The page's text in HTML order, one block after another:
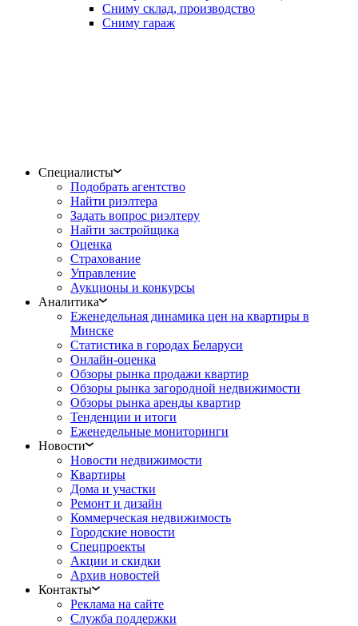
Сниму склад, производство
Сниму гараж
Специалисты
Подобрать агентство
Найти риэлтера
Задать вопрос риэлтеру
Найти застройщика
Оценка
Страхование
Управление
Аукционы и конкурсы
Аналитика
Еженедельная динамика цен на квартиры в
Минске
Статистика в городах Беларуси
Онлайн-оценка
Обзоры рынка продажи квартир
Обзоры рынка загородной недвижимости
Обзоры рынка аренды квартир
Тенденции и итоги
Еженедельные мониторинги
Новости
Новости недвижимости
Квартиры
Дома и участки
Ремонт и дизайн
Коммерческая недвижимость
Городские новости
Спецпроекты
Акции и скидки
Архив новостей
Контакты
Реклама на сайте
Служба поддержки